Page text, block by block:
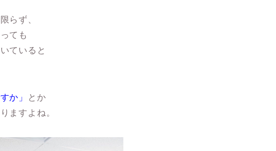
らず、
ても
ていると
か」
とか
ますよね。